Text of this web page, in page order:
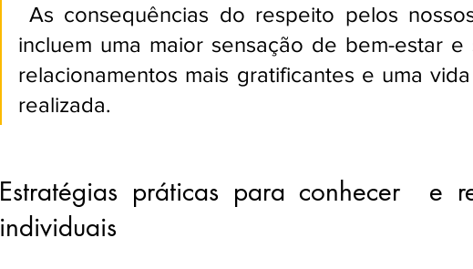
As consequências do respeito pelos
incluem uma maior sensação de bem-estar e
relacionamentos mais gratificantes e uma
realizada.
Estratégias práticas para conhecer  e
individuais